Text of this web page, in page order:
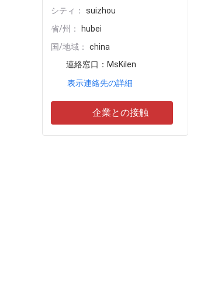
シティ：
suizhou
省/州：
hubei
国/地域：
china
連絡窓口： MsKilen
表示連絡先の詳細
企業との接触